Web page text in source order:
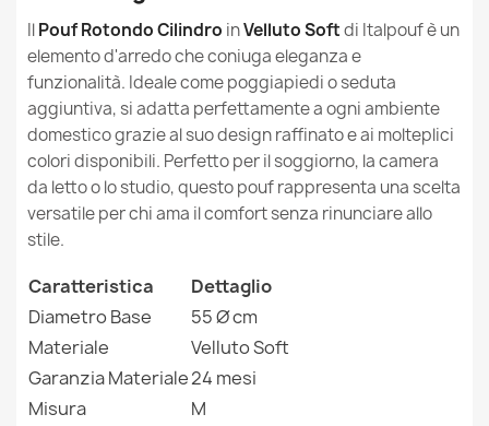
Pouf Rotondo Cilindro - Tessuto Stampato Premium
53,90 €
80,90 €
Destinazione Da Interno
Sfoderabile
Garanzia Materiale 24 Mesi
Riferimenti Specifici
MPN
Nuovo
IlPouf Rotondo Cilindro inVelluto Softdi Italpouf è un
elemento d'arredo che coniuga eleganza e
funzionalità. Ideale come poggiapiedi o seduta
aggiuntiva, si adatta perfettamente a ogni ambiente
domestico grazie al suo design raffinato e ai molteplici
colori disponibili. Perfetto per il soggiorno, la camera
da letto o lo studio, questo pouf rappresenta una scelta
versatile per chi ama il comfort senza rinunciare allo
stile.
Caratteristica
Dettaglio
Diametro Base
55 Ø cm
Materiale
Velluto Soft
Garanzia Materiale24 mesi
Misura
M